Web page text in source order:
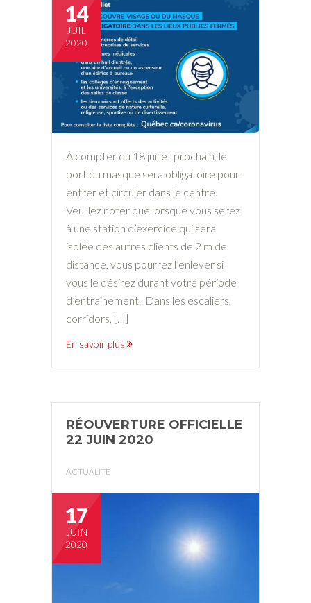
14
JUIL
2020
À compter du 18 juillet prochain, le
port du masque sera obligatoire pour
entrer et circuler dans le centre.
Veuillez noter que lorsque vous serez
à une station d’exercice qui sera
isolée des autres clients de 2 m de
distance, vous pourrez l’enlever si
vous le désirez durant votre période
d’entraînement. Dans les escaliers,
corridors, […]
En savoir plus
RÉOUVERTURE OFFICIELLE
22 JUIN 2020
ACTUALITÉ
17
JUIN
2020